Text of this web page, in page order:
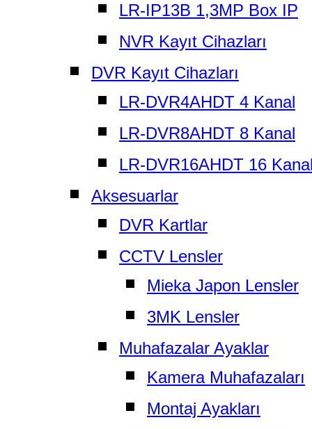
LR-IP13B 1,3MP Box IP
NVR Kayıt Cihazları
DVR Kayıt Cihazları
LR-DVR4AHDT 4 Kanal
LR-DVR8AHDT 8 Kanal
LR-DVR16AHDT 16
Aksesuarlar
DVR Kartlar
CCTV Lensler
Mieka Japon Lensler
3MK Lensler
Muhafazalar Ayaklar
Kamera Muhafazaları
Montaj Ayakları